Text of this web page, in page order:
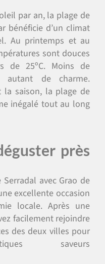
par an, la plage de
bénéficie d’un climat
Au printemps et au
sont douces
de 25ºC. Moins de
autant de charme.
la saison, la plage de
inégalé tout au long
près
avec Grao de
excellente occasion
locale. Après une
facilement rejoindre
des deux villes pour
saveurs